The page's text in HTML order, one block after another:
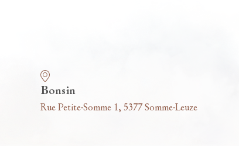
Bonsin
Rue Petite-Somme 1, 5377 Somme-Leuze